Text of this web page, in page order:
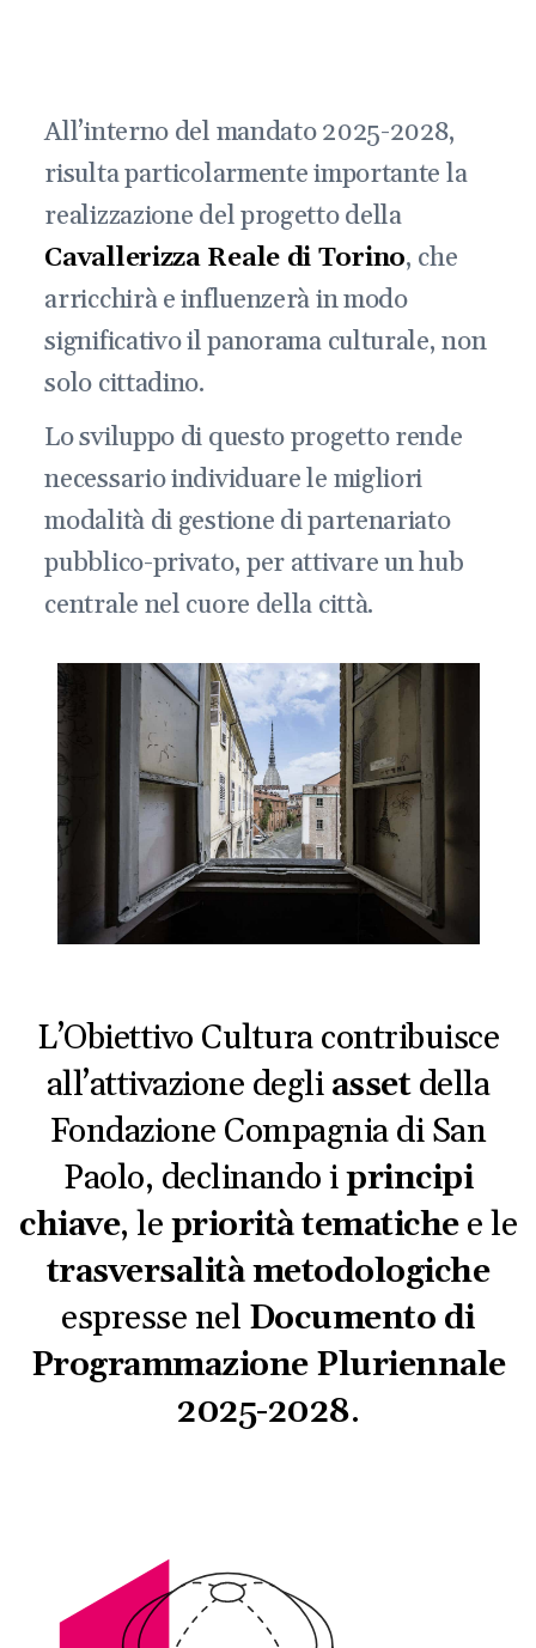
All’interno del mandato 2025-2028,
risulta particolarmente importante la
realizzazione del progetto della
Cavallerizza Reale di Torino, che
arricchirà e influenzerà in modo
significativo il panorama culturale, non
solo cittadino.
Lo sviluppo di questo progetto rende
necessario individuare le migliori
modalità di gestione di partenariato
pubblico-privato, per attivare un hub
centrale nel cuore della città.
L’Obiettivo Cultura contribuisce
all’attivazione degliassetdella
Fondazione Compagnia di San
Paolo, declinando iprincipi
chiave, lepriorità tematichee le
trasversalità metodologiche
espresse nel Documento di
Programmazione Pluriennale
2025-2028.